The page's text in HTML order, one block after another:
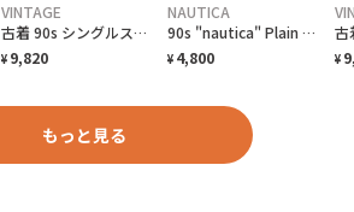
VINTAGE
古着 90s シングルステッチ 大麻合法化運動 プリントTシャツ フェード
¥ 9,820
NAUTICA
90s "nautica" Plain T-Shirt ノーティカ 無地Tシャツ [L]
¥ 4,800 ¥
もっと見る